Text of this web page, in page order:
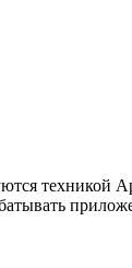
техникой